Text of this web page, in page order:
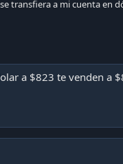
transfiera a mi cuenta en
a $823 te venden a